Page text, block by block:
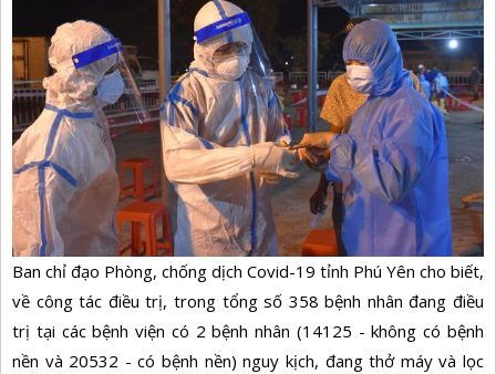
Ban chỉ đạo Phòng, chống dịch Covid-19 tỉnh Phú Yên cho biết,
về công tác điều trị, trong tổng số 358 bệnh nhân đang điều
trị tại các bệnh viện có 2 bệnh nhân (14125 - không có bệnh
nền và 20532 - có bệnh nền) nguy kịch, đang thở máy và lọc